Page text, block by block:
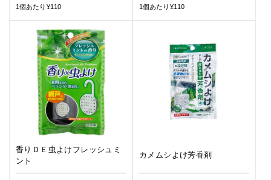
1個あたり¥110 1個あたり¥110
香りＤＥ虫よけフレッシュミ
ント
カメムシよけ芳香剤